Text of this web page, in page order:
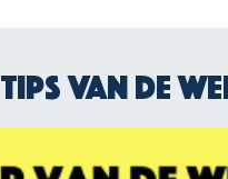
Tips van de